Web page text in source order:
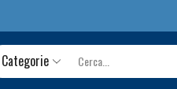
Categorie